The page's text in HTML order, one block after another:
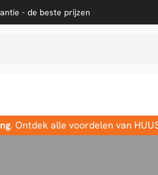
- de beste prijzen
. Ontdek alle voordelen van